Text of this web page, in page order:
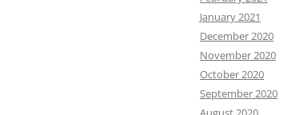
January 2021
December 2020
November 2020
October 2020
September 2020